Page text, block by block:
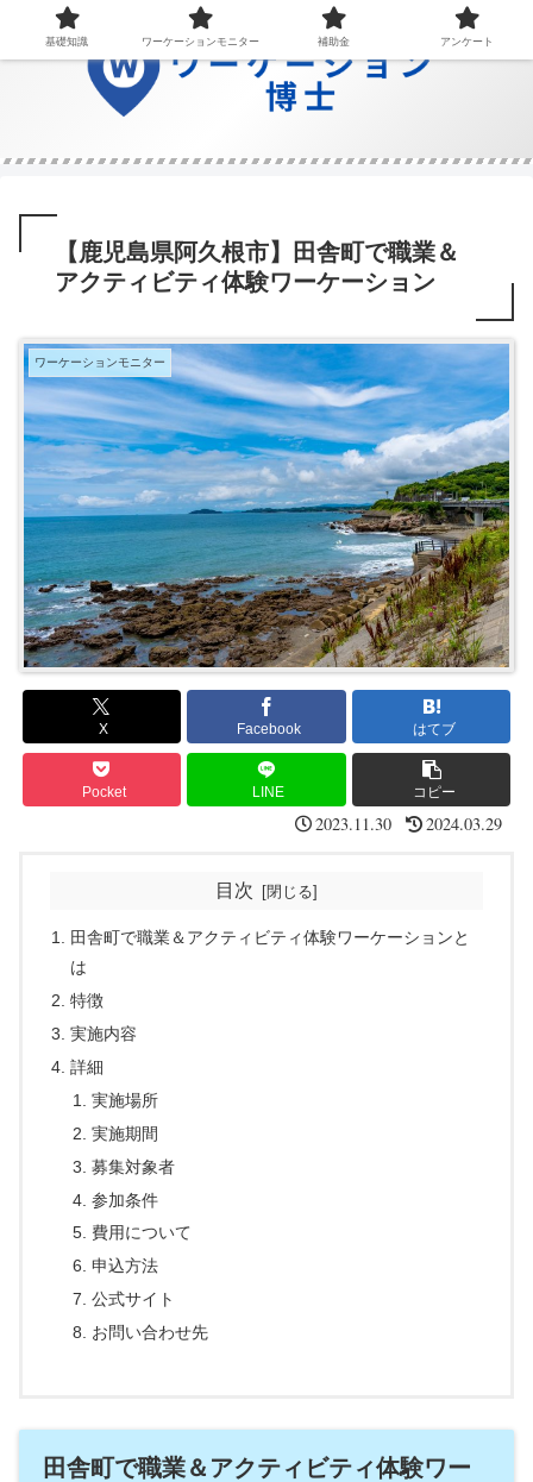
【鹿児島県阿久根市】田舎町で職業＆
アクティビティ体験ワーケーション
ワーケーションモニター
X Facebook はてブ
Pocket LINE コピー
2023.11.30 2024.03.29
目次
田舎町で職業＆アクティビティ体験ワーケーションと
は
特徴
実施内容
詳細
実施場所
実施期間
募集対象者
参加条件
費用について
申込方法
公式サイト
お問い合わせ先
田舎町で職業＆アクティビティ体験ワー
基礎知識 ワーケーションモニター 補助金 アンケート